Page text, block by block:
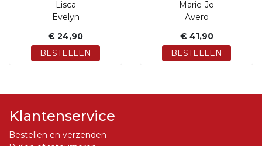
Lisca
Evelyn
€ 24,90
BESTELLEN
Marie-Jo
Avero
€ 41,90
BESTELLEN
Klantenservice
Bestellen en verzenden